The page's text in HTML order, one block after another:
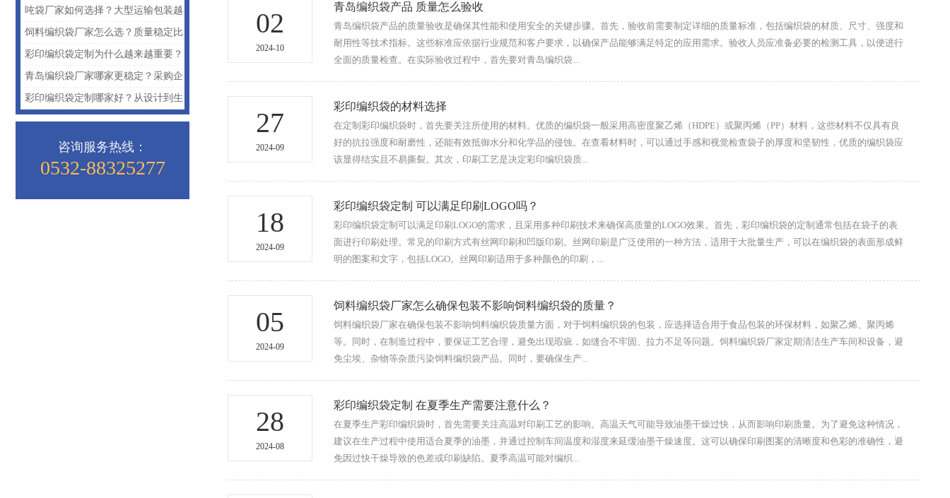
行业更关注细节品质
吨袋厂家如何选择？大型运输包装越
来越看重安全性
饲料编织袋厂家怎么选？质量稳定比
低价更重要
彩印编织袋定制为什么越来越重要？
很多企业开始重视包装形象
青岛编织袋厂家哪家更稳定？采购企
业为什么越来越重视生产实力
彩印编织袋定制哪家好？从设计到生
产看三润包装实力
咨询服务热线：
0532-88325277
02
2024-10
青岛编织袋产品 质量怎么验收
青岛编织袋产品的质量验收是确保其性能和使用安全的关键步骤。首先，验收前需要制定详细的质量标准，包括编织袋的材质、尺寸、强度和
耐用性等技术指标。这些标准应依据行业规范和客户要求，以确保产品能够满足特定的应用需求。验收人员应准备必要的检测工具，以便进行
全面的质量检查。在实际验收过程中，首先要对青岛编织袋...
27
2024-09
彩印编织袋的材料选择
在定制彩印编织袋时，首先要关注所使用的材料。优质的编织袋一般采用高密度聚乙烯（HDPE）或聚丙烯（PP）材料，这些材料不仅具有良
好的抗拉强度和耐磨性，还能有效抵御水分和化学品的侵蚀。在查看材料时，可以通过手感和视觉检查袋子的厚度和坚韧性，优质的编织袋应
该显得结实且不易撕裂。其次，印刷工艺是决定彩印编织袋质...
18
2024-09
彩印编织袋定制 可以满足印刷LOGO吗？
彩印编织袋定制可以满足印刷LOGO的需求，且采用多种印刷技术来确保高质量的LOGO效果。首先，彩印编织袋的定制通常包括在袋子的表
面进行印刷处理。常见的印刷方式有丝网印刷和凹版印刷。丝网印刷是广泛使用的一种方法，适用于大批量生产，可以在编织袋的表面形成鲜
明的图案和文字，包括LOGO。丝网印刷适用于多种颜色的印刷，...
05
2024-09
饲料编织袋厂家怎么确保包装不影响饲料编织袋的质量？
饲料编织袋厂家在确保包装不影响饲料编织袋质量方面，对于饲料编织袋的包装，应选择适合用于食品包装的环保材料，如聚乙烯、聚丙烯
等。同时，在制造过程中，要保证工艺合理，避免出现瑕疵，如缝合不牢固、拉力不足等问题。饲料编织袋厂家定期清洁生产车间和设备，避
免尘埃、杂物等杂质污染饲料编织袋产品。同时，要确保生产...
28
2024-08
彩印编织袋定制 在夏季生产需要注意什么？
在夏季生产彩印编织袋时，首先需要关注高温对印刷工艺的影响。高温天气可能导致油墨干燥过快，从而影响印刷质量。为了避免这种情况，
建议在生产过程中使用适合夏季的油墨，并通过控制车间温度和湿度来延缓油墨干燥速度。这可以确保印刷图案的清晰度和色彩的准确性，避
免因过快干燥导致的色差或印刷缺陷。夏季高温可能对编织...